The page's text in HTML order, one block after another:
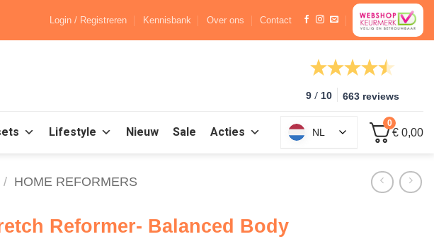
Login / Registreren Kennisbank Over ons Contact
9 / 10 663 reviews
Lifestyle Nieuw Sale Acties NL
0
€ 0,00
/ HOME REFORMERS
Reformer- Balanced Body